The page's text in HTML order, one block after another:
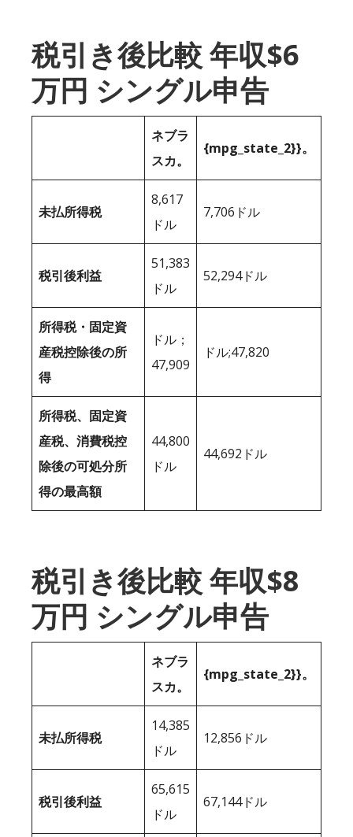
税引き後比較 年収$6
万円 シングル申告
ネブラ
スカ。
{mpg_state_2}}。
未払所得税
8,617
ドル
7,706ドル
税引後利益
51,383
ドル
52,294ドル
所得税・固定資
産税控除後の所
得
ドル；
47,909
ドル;47,820
所得税、固定資
産税、消費税控
除後の可処分所
得の最高額
44,800
ドル
44,692ドル
税引き後比較 年収$8
万円 シングル申告
ネブラ
スカ。
{mpg_state_2}}。
未払所得税
14,385
ドル
12,856ドル
税引後利益
65,615
ドル
67,144ドル